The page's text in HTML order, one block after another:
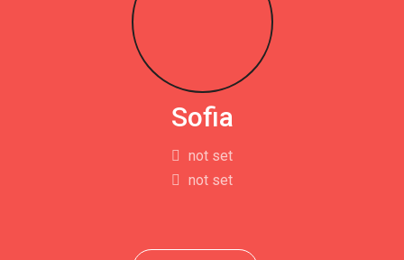
Sofia
not set
not set